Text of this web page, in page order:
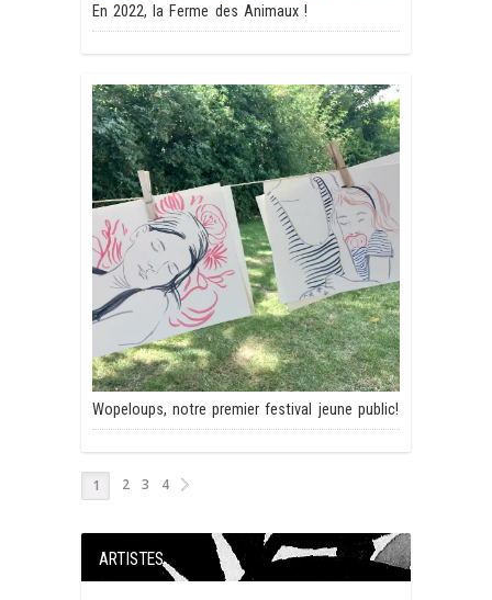
En 2022, la Ferme des Animaux !
Wopeloups, notre premier festival jeune public!
1 2 3 4
ARTISTES